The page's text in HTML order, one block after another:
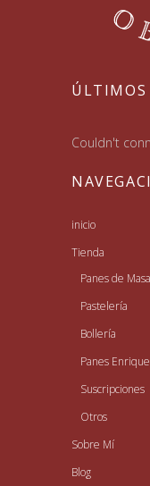
ÚLTIMOS
Couldn't
inicio
Tienda
Panes de
Pastelería
Bollería
Panes
Suscripciones
Otros
Sobre Mí
Blog